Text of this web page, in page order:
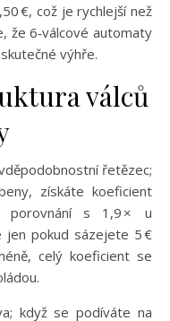
€, což je rychlejší než
že 6‑válcové automaty
výhře.
válců
řetězec;
získáte koeficient
porovnání s 1,9 × u
jen pokud sázejete 5 €
celý koeficient se
když se podíváte na